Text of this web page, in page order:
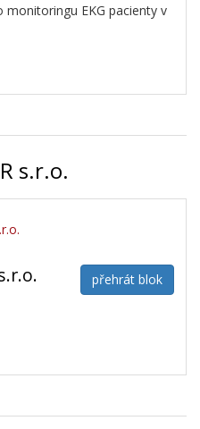
EKG pacienty v
s.r.o.
přehrát blok